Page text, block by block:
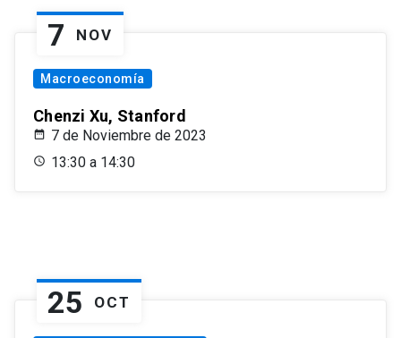
7 NOV
Macroeconomía
Chenzi Xu, Stanford
7 de Noviembre de 2023
13:30 a 14:30
25 OCT